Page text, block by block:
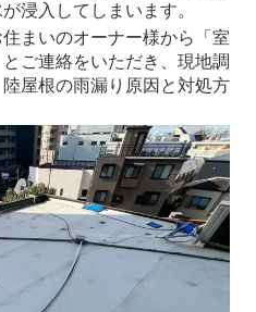
浸入してしまいます。
まいのオーナー様から「室
ご連絡をいただき、現地調
屋根の雨漏り原因と対処方